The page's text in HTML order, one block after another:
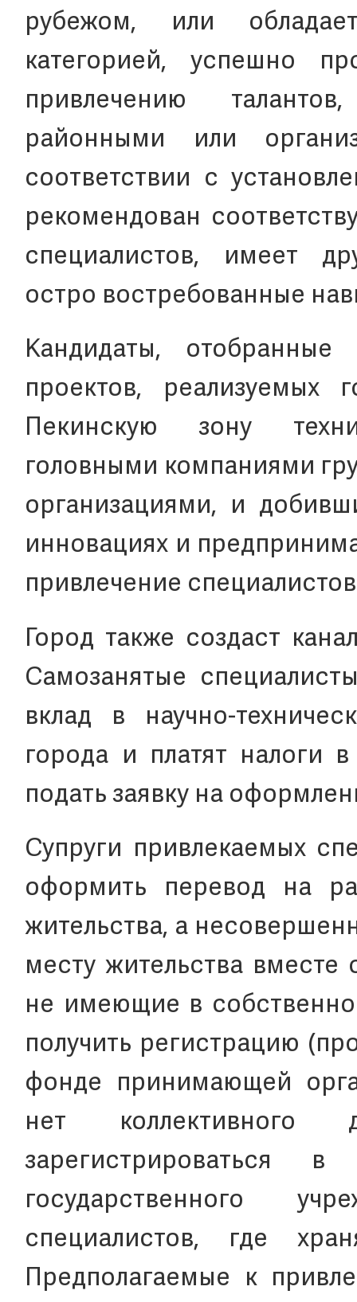
рубежом, или
категорией, успешно
привлечению
районными или
соответствии с
рекомендован
специалистов, имеет
остро востребованные
Кандидаты,
проектов, реализуемых
Пекинскую зону
головными компаниями
организациями, и
инновациях и
привлечение
Город также создаст
Самозанятые
вклад в научно-
города и платят налоги
подать заявку на
Супруги привлекаемых
оформить перевод на
жительства, а
месту жительства
не имеющие в
получить регистрацию
фонде принимающей
нет коллективного
зарегистрироваться в
государственного
специалистов, где
Предполагаемые к